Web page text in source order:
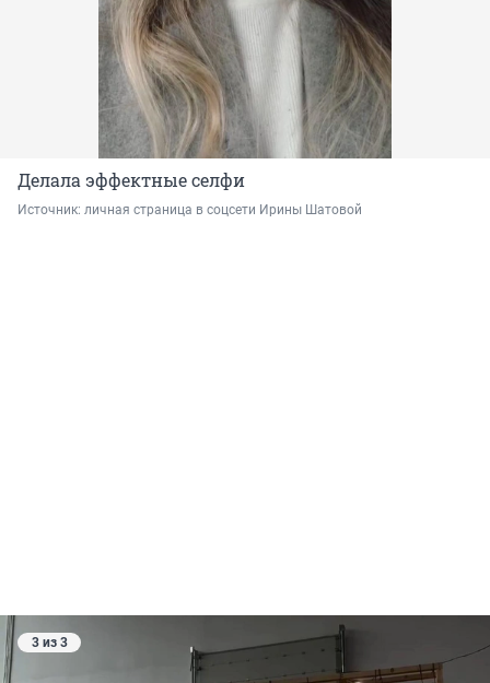
Делала эффектные селфи
Источник: личная страница в соцсети Ирины Шатовой
3 из 3